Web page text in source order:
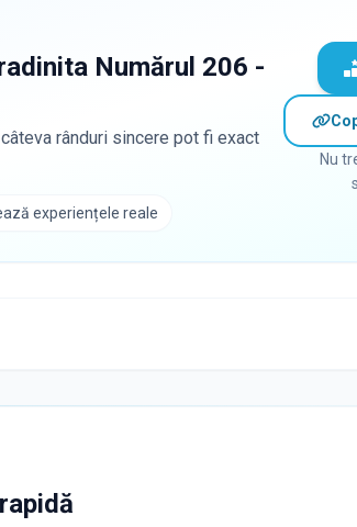
Numărul 206 -
rânduri sincere pot fi exact
experiențele reale
Nu